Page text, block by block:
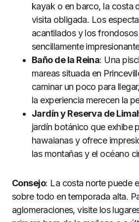
kayak o en barco, la costa
visita obligada. Los
acantilados y los
sencillamente
Baño de la Reina: Una
mareas situada en
caminar un poco para
la experiencia merecen la
Jardín y Reserva de
jardín botánico que exhibe
hawaianas y ofrece
las montañas y el océano
Consejo: La costa norte puede
sobre todo en temporada alta.
aglomeraciones, visite los